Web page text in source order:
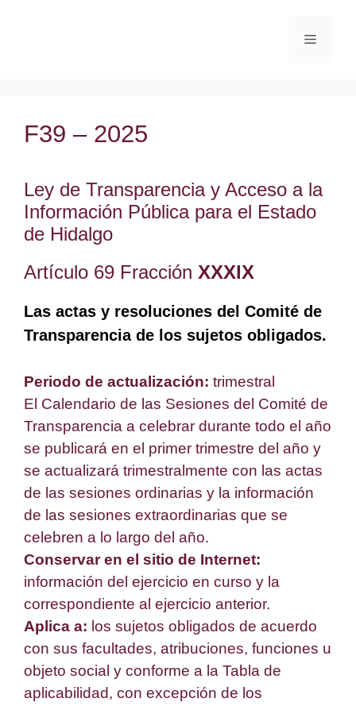
F39 – 2025
Ley de Transparencia y Acceso a la
Información Pública para el Estado
de Hidalgo
Artículo 69 Fracción XXXIX
Las actas y resoluciones del Comité de
Transparencia de los sujetos obligados.
Periodo de actualización: trimestral
El Calendario de las Sesiones del Comité de
Transparencia a celebrar durante todo el año
se publicará en el primer trimestre del año y
se actualizará trimestralmente con las actas
de las sesiones ordinarias y la información
de las sesiones extraordinarias que se
celebren a lo largo del año.
Conservar en el sitio de Internet:
información del ejercicio en curso y la
correspondiente al ejercicio anterior.
Aplica a: los sujetos obligados de acuerdo
con sus facultades, atribuciones, funciones u
objeto social y conforme a la Tabla de
aplicabilidad, con excepción de los